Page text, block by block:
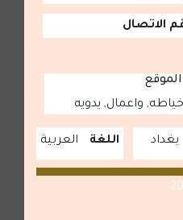
الاتصال
واعمال, يدويه
بغداد اللغة العربية